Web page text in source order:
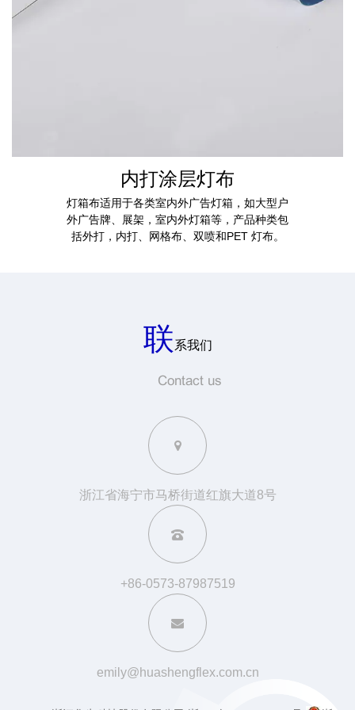
内打涂层灯布
灯箱布适用于各类室内外广告灯箱，如大型户
外广告牌、展架，室内外灯箱等，产品种类包
括外打，内打、网格布、双喷和PET 灯布。
联系我们
Contact us
浙江省海宁市马桥街道红旗大道8号
+86-0573-87987519
emily@huashengflex.com.cn